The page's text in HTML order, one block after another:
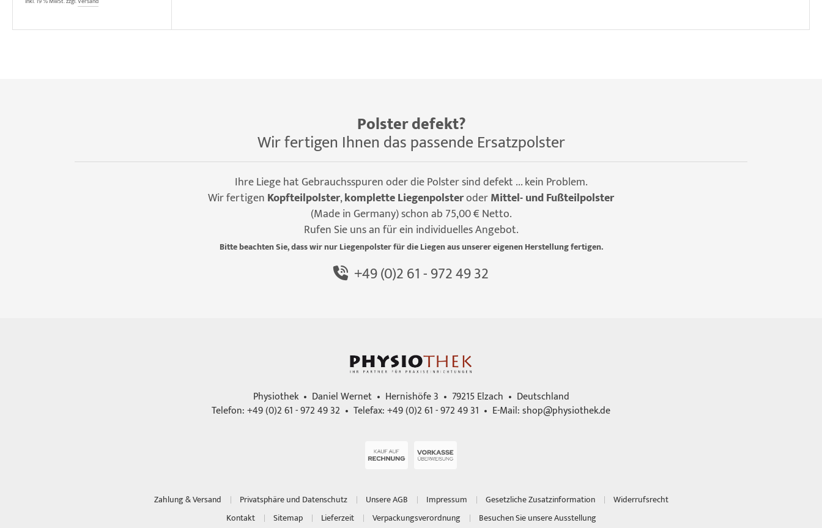
Polster defekt?
Wir fertigen Ihnen das passende Ersatzpolster
Ihre Liege hat Gebrauchsspuren oder die Polster sind defekt ... kein Problem.
Wir fertigen Kopfteilpolster,komplette LiegenpolsteroderMittel- und Fußteilpolster
(Made in Germany) schon ab 75,00 € Netto.
Rufen Sie uns an für ein individuelles Angebot.
Bitte beachten Sie, dass wir nur Liegenpolster für die Liegen aus unserer eigenen Herstellung fertigen.
+49 (0)2 61 - 972 49 32
Physiothek • Daniel Wernet • Hernishöfe 3 • 79215 Elzach • Deutschland
Telefon: +49 (0)2 61 - 972 49 32 • Telefax: +49 (0)2 61 - 972 49 31 • E-Mail:shop@physiothek.de
Zahlung & Versand Privatsphäre und Datenschutz Unsere AGB Impressum Gesetzliche Zusatzinformation
Widerrufsrecht
Kontakt
Sitemap Lieferzeit Verpackungsverordnung Besuchen Sie unsere Ausstellung